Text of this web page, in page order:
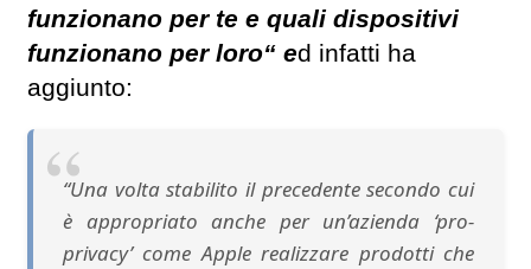
funzionano per te e quali dispositivi
funzionano per loro“ ed infatti ha
aggiunto:
“Una volta stabilito il precedente secondo cui
è appropriato anche per un’azienda ‘pro-
privacy’ come Apple realizzare prodotti che